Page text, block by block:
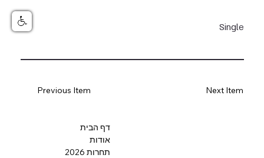
Single
Next Item
Previous Item
דף הבית
אודות
תחרות 2026